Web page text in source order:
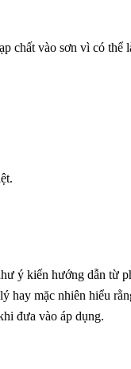
chất vào sơn vì có
ý kiến hướng dẫn từ
hay mặc nhiên hiểu
đưa vào áp dụng.